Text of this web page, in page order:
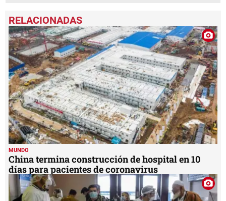
MUNDO
China termina construcción de hospital en 10
días para pacientes de coronavirus